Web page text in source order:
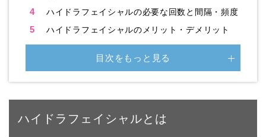
4 ハイドラフェイシャルの必要な回数と間隔・頻度
5 ハイドラフェイシャルのメリット・デメリット
目次をもっと見る
ハイドラフェイシャルとは